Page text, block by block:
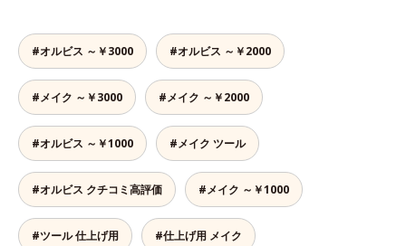
#オルビス ～￥3000 #オルビス ～￥2000
#メイク ～￥3000 #メイク ～￥2000
#オルビス ～￥1000 #メイク ツール
#オルビス クチコミ高評価 #メイク ～￥1000
#ツール 仕上げ用 #仕上げ用 メイク